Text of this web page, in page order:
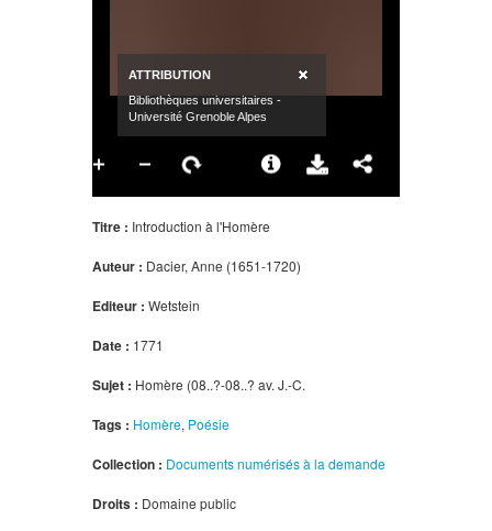
Titre : Introduction à l'Homère
Auteur : Dacier, Anne (1651-1720)
Editeur : Wetstein
Date : 1771
Sujet : Homère (08..?-08..? av. J.-C.
Tags : Homère, Poésie
Collection : Documents numérisés à la demande
Droits : Domaine public